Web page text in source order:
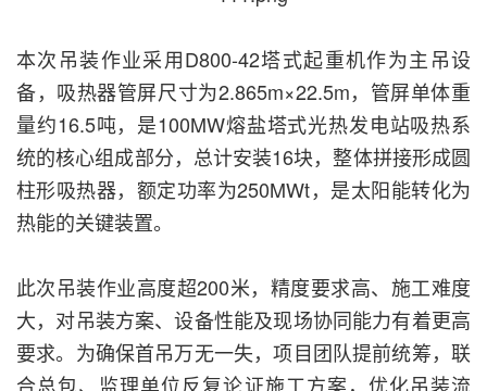
本次吊装作业采用D800-42塔式起重机作为主吊设
备，吸热器管屏尺寸为2.865m×22.5m，管屏单体重
量约16.5吨，是100MW熔盐塔式光热发电站吸热系
统的核心组成部分，总计安装16块，整体拼接形成圆
柱形吸热器，额定功率为250MWt，是太阳能转化为
热能的关键装置。
此次吊装作业高度超200米，精度要求高、施工难度
大，对吊装方案、设备性能及现场协同能力有着更高
要求。为确保首吊万无一失，项目团队提前统筹，联
合总包、监理单位反复论证施工方案，优化吊装流